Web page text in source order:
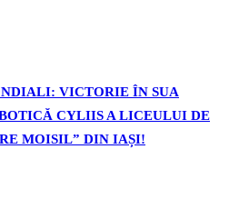
VICTORIE ÎN SUA
CYLIIS A LICEULUI DE
MOISIL” DIN IAȘI!